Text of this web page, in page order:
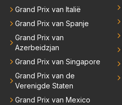
Grand Prix van Italië
Grand Prix van Spanje
Grand Prix van
Azerbeidzjan
Grand Prix van Singapore
Grand Prix van de
Verenigde Staten
Grand Prix van Mexico